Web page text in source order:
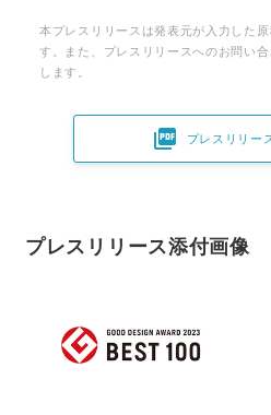
本プレスリリースは発表元が入力した
す。また、プレスリリースへのお問い
します。
 プレスリリー
プレスリリース添付画像